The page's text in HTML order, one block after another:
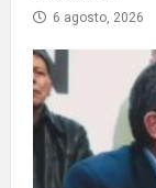
6 agosto, 2026